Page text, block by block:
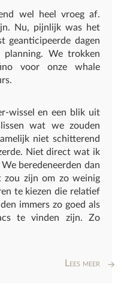
wel heel vroeg af.
Nu, pijnlijk was het
geanticipeerde dagen
We trokken
voor onze whale
wissel en een blik uit
wat we zouden
niet schitterend
Niet direct wat ik
beredeneerden dan
zou zijn om zo weinig
te kiezen die relatief
immers zo goed als
te vinden zijn. Zo
Lees meer